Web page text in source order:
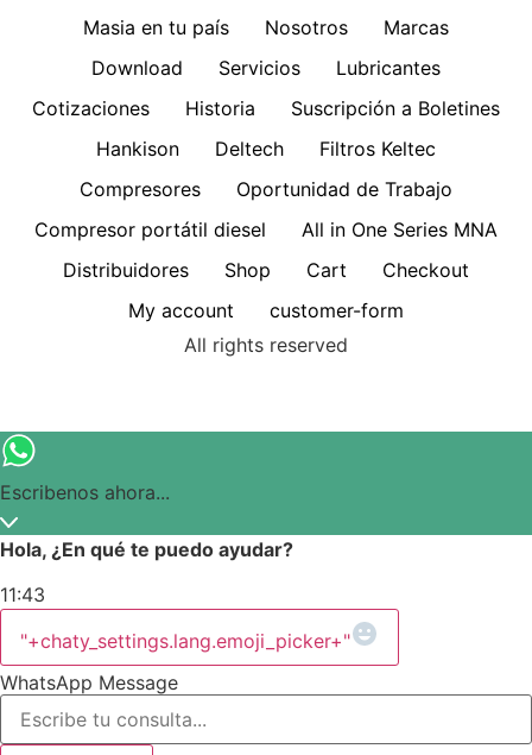
Masia en tu país
Nosotros
Marcas
Download
Servicios
Lubricantes
Cotizaciones
Historia
Suscripción a Boletines
Hankison
Deltech
Filtros Keltec
Compresores
Oportunidad de Trabajo
Compresor portátil diesel
All in One Series MNA
Distribuidores
Shop Cart
Checkout
My account
customer-form
All rights reserved
Escribenos ahora...
Hola, ¿En qué te puedo ayudar?
11:43
"+chaty_settings.lang.emoji_picker+"
WhatsApp Message